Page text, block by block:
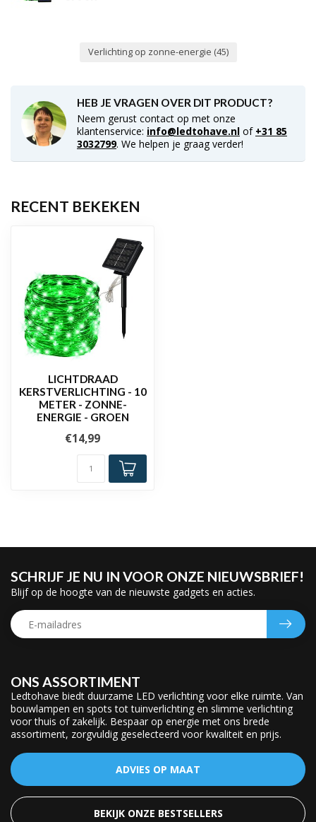
Verlichting op zonne-energie (45)
HEB JE VRAGEN OVER DIT PRODUCT?
Neem gerust contact op met onze
klantenservice: info@ledtohave.nl of +31 85
3032799. We helpen je graag verder!
RECENT BEKEKEN
LICHTDRAAD
KERSTVERLICHTING - 10
METER - ZONNE-
ENERGIE - GROEN
€14,99
ONS ASSORTIMENT
Ledtohave biedt duurzame LED verlichting voor elke ruimte. Van
bouwlampen en spots tot tuinverlichting en slimme verlichting
voor thuis of zakelijk. Bespaar op energie met ons brede
assortiment, zorgvuldig geselecteerd voor kwaliteit en prijs.
ADVIES OP MAAT
BEKIJK ONZE BESTSELLERS
SCHRIJF JE NU IN VOOR ONZE NIEUWSBRIEF!
Blijf op de hoogte van de nieuwste gadgets en acties.